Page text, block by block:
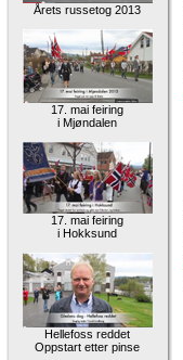
Årets russetog 2013
17. mai feiring
i Mjøndalen
17. mai feiring
i Hokksund
Hellefoss reddet
Oppstart etter pinse